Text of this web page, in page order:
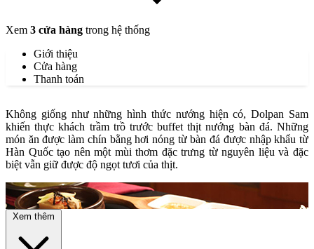
Xem 3 cửa hàng trong hệ thống
Giới thiệu
Cửa hàng
Thanh toán
Không giống như những hình thức nướng hiện có, Dolpan Sam
khiến thực khách trầm trồ trước buffet thịt nướng bàn đá. Những
món ăn được làm chín bằng hơi nóng từ bàn đá được nhập khẩu từ
Hàn Quốc tạo nên một mùi thơm đặc trưng từ nguyên liệu và đặc
biệt vẫn giữ được độ ngọt tươi của thịt.
Xem thêm